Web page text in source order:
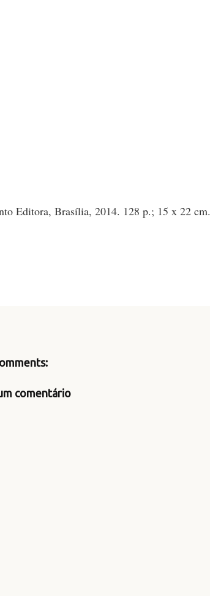
Editora, Brasília, 2014. 128 p.; 15 x 22 cm.
comentário